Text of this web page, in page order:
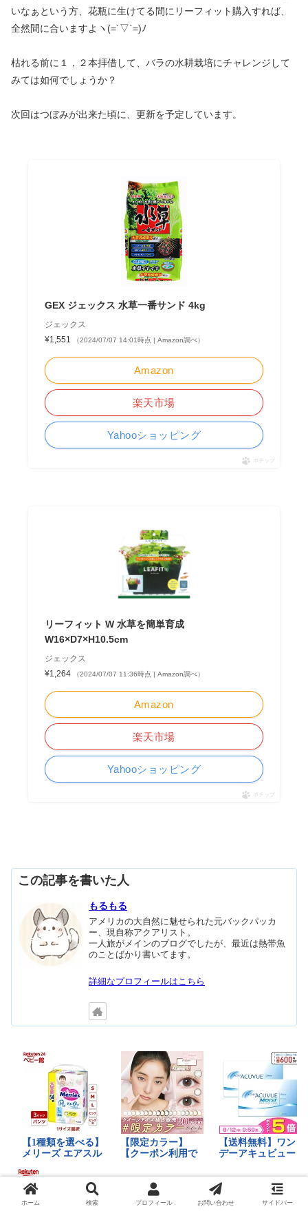
いなぁという方、花瓶に生けてる間にリーフィット購入すれば、
全然間に合いますよヽ(=´▽`=)ﾉ
枯れる前に１，２本拝借して、バラの水耕栽培にチャレンジして
みては如何でしょうか？
次回はつぼみが出来た頃に、更新を予定しています。
GEX ジェックス 水草一番サンド 4kg
ジェックス
¥1,551
（2024/07/07 14:01時点 | Amazon調べ）
Amazon
楽天市場
Yahooショッピング
ポチップ
リーフィット W 水草を簡単育成
W16×D7×H10.5cm
ジェックス
¥1,264
（2024/07/07 11:36時点 | Amazon調べ）
Amazon
楽天市場
Yahooショッピング
ポチップ
この記事を書いた人
もるもる
アメリカの大自然に魅せられた元バックパッカ
ー、現自称アクアリスト。
一人旅がメインのブログでしたが、最近は熱帯魚
のことばかり書いてます。
詳細なプロフィールはこちら
ホーム 検索 プロフィール お問い合わせ サイドバー